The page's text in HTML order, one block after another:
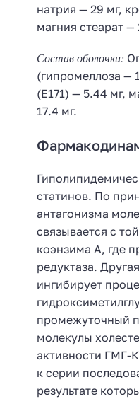
натрия — 29 мг,
магния стеарат —
Состав оболочки:
(гипромеллоза —
(E171) — 5.44 мг,
17.4 мг.
статинов. По
антагонизма
связывается с
коэнзима А, где
редуктаза.
ингибирует
промежуточный
молекулы
активности ГМГ-
к серии
результате